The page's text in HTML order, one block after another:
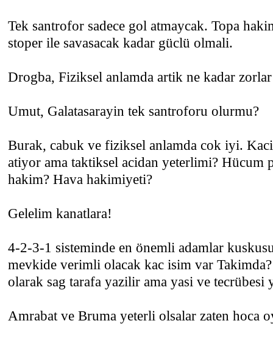
Tek santrofor sadece gol atmaycak. Topa
stoper ile savasacak kadar güclü olmali.
Drogba, Fiziksel anlamda artik ne kadar
Umut, Galatasarayin tek santroforu olurmu?
Burak, cabuk ve fiziksel anlamda cok iyi.
atiyor ama taktiksel acidan yeterlimi? Hücum
hakim? Hava hakimiyeti?
Gelelim kanatlara!
4-2-3-1 sisteminde en önemli adamlar
mevkide verimli olacak kac isim var
olarak sag tarafa yazilir ama yasi ve tecrübesi
Amrabat ve Bruma yeterli olsalar zaten hoca